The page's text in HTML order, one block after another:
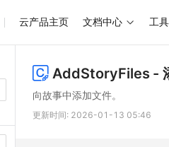
云产品主页 文档中心 工
AddStoryFiles -
向故事中添加文件。
更新时间: 2026-01-13 05:46